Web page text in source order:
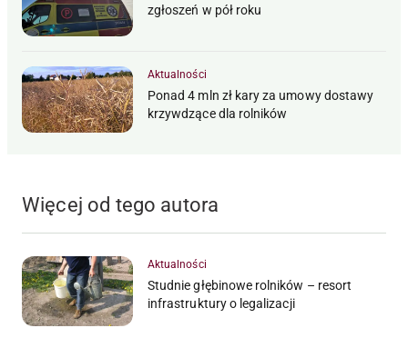
zgłoszeń w pół roku
Aktualności
Ponad 4 mln zł kary za umowy dostawy
krzywdzące dla rolników
Więcej od tego autora
Aktualności
Studnie głębinowe rolników – resort
infrastruktury o legalizacji